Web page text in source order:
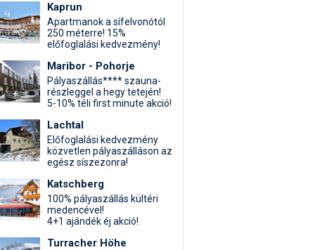
Kaprun
Apartmanok a sífelvonótól
250 méterre! 15%
előfoglalási kedvezmény!
Maribor - Pohorje
Pályaszállás**** szauna-
részleggel a hegy tetején!
5-10% téli first minute akció!
Lachtal
Előfoglalási kedvezmény
közvetlen pályaszálláson az
egész síszezonra!
Katschberg
100% pályaszállás kültéri
medencével!
4+1 ajándék éj akció!
Turracher Höhe